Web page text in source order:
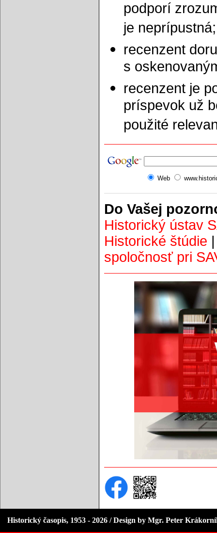
podporí
je neprípustná;
recenzent
s
recenzent je
príspevok už
použité
Web
Do Vašej
Historický ústav
Historické štúdie
spoločnosť pri
Historický časopis, 1953 - 2026 / Design by Mgr. Peter